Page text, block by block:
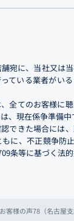
宛に、当社又は
ている業者がい
全てのお客様に
、現在係争準備中
できた場合には
に、不正競争防
条等に基づく法
お客様の声78（名古屋支